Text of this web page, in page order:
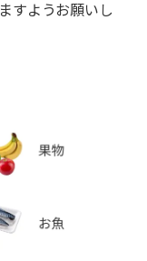
すようお願いし